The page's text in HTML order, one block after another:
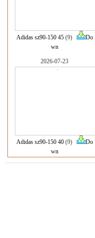
Adidas sz90-150 45(9)
Do
wn
2026-07-23
Adidas sz90-150 40(9)
Do
wn